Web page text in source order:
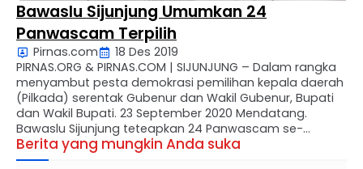
Bawaslu Sijunjung Umumkan 24
Panwascam Terpilih
Pirnas.com
18 Des 2019
PIRNAS.ORG & PIRNAS.COM | SIJUNJUNG – Dalam rangka
menyambut pesta demokrasi pemilihan kepala daerah
(Pilkada) serentak Gubenur dan Wakil Gubenur, Bupati
dan Wakil Bupati. 23 September 2020 Mendatang.
Bawaslu Sijunjung teteapkan 24 Panwascam se-
Kabupaten Siujnjing yang lolos tes dan akan di lantik
dalam waktu dekat (18/12). “Melalui proses yang begitu
Berita yang mungkin Anda suka